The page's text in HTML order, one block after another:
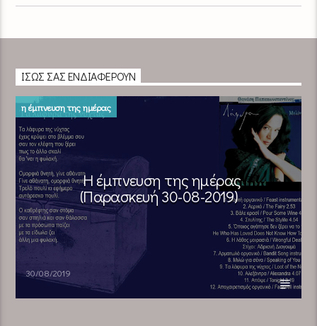
ΊΣΩΣ ΣΑΣ ΕΝΔΙΑΦΈΡΟΥΝ
η έμπνευση της ημέρας
Η έμπνευση της ημέρας
(Παρασκευή 30-08-2019)
30/08/2019